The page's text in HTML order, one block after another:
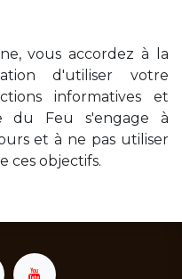
vous accordez à la
d'utiliser votre
informatives et
du Feu s'engage à
et à ne pas utiliser
ces objectifs.